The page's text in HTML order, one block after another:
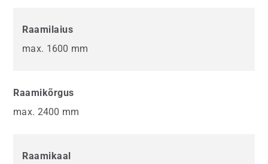
Raamilaius
max. 1600 mm
Raamikõrgus
max. 2400 mm
Raamikaal